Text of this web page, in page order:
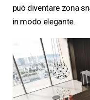
può diventare zona
in modo elegante.